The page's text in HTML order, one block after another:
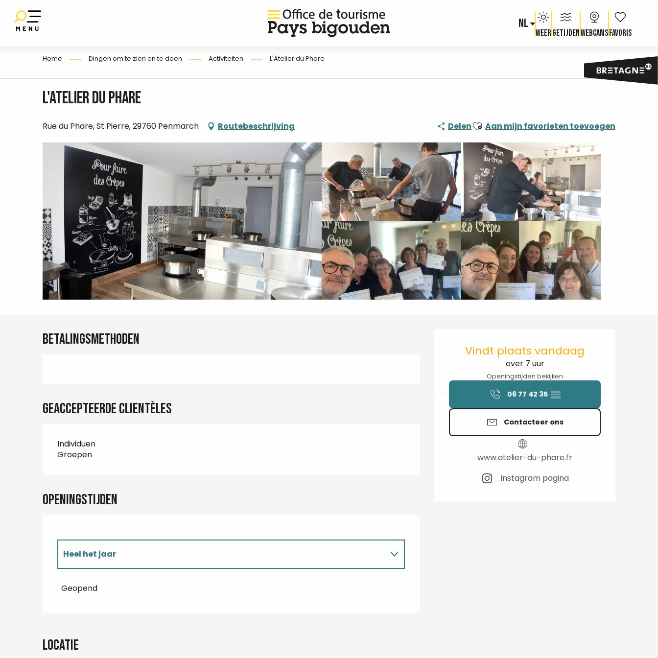
contenu
NL
WeerGetijdenWebcams Voir les
Home Dingen om te zien en te doen Activiteiten L'Atelier du Phare
L'Atelier du Phare
Rue du Phare, St Pierre, 29760 Penmarch Routebeschrijving DelenAjouter aux favoris
Aan mijn favorieten toevoegen
Openingstijden en
Vindt plaats vandaag
over 7 uur
Openingstijden bekijken
06 77 42 35 ▒▒
Contacteer ons
www.atelier-du-phare.fr
Instagram pagina
Betalingsmethoden
Geaccepteerde clientèles
Individuen
Groepen
Openingstijden
Heel het jaar
31 augustus 2026
Geopend
Locatie